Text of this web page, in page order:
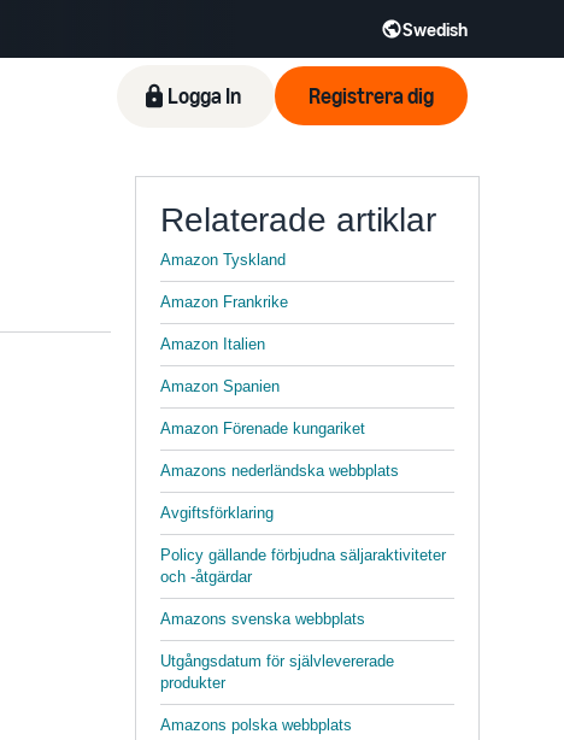
Swedish
Logga In Registrera dig
Relaterade artiklar
Amazon Tyskland
Amazon Frankrike
Amazon Italien
Amazon Spanien
Amazon Förenade kungariket
Amazons nederländska webbplats
Avgiftsförklaring
Policy gällande förbjudna säljaraktiviteter
och -åtgärdar
Amazons svenska webbplats
Utgångsdatum för självlevererade
produkter
Amazons polska webbplats